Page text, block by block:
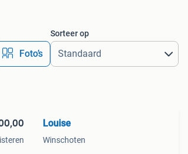
Foto’s
Sorteer op
Louise
Winschoten